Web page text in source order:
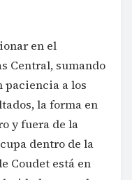
en el
Central, sumando
paciencia a los
la forma en
y fuera de la
dentro de la
Coudet está en